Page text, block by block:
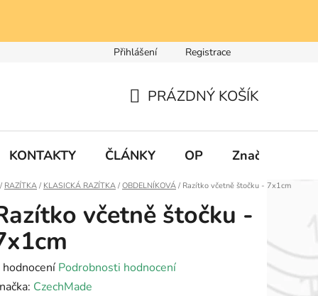
Přihlášení Registrace
KOŠÍK
PRÁZDNÝ KOŠÍK
KONTAKTY ČLÁNKY OP Značky
Domů
/ RAZÍTKA / KLASICKÁ RAZÍTKA / OBDELNÍKOVÁ / Razítko včetně štočku - 7x1cm
včetně štočku -
hodnocení Podrobnosti hodnocení
CzechMade